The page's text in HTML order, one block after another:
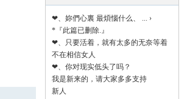
❤、妳們心裏 最煩惱什么、 ... ›
*『此篇已删除.』
❤、只要活着，就有太多的无奈等着
你...
不在相信女人
❤、你对现实低头了吗？
我是新来的，请大家多多支持
新人